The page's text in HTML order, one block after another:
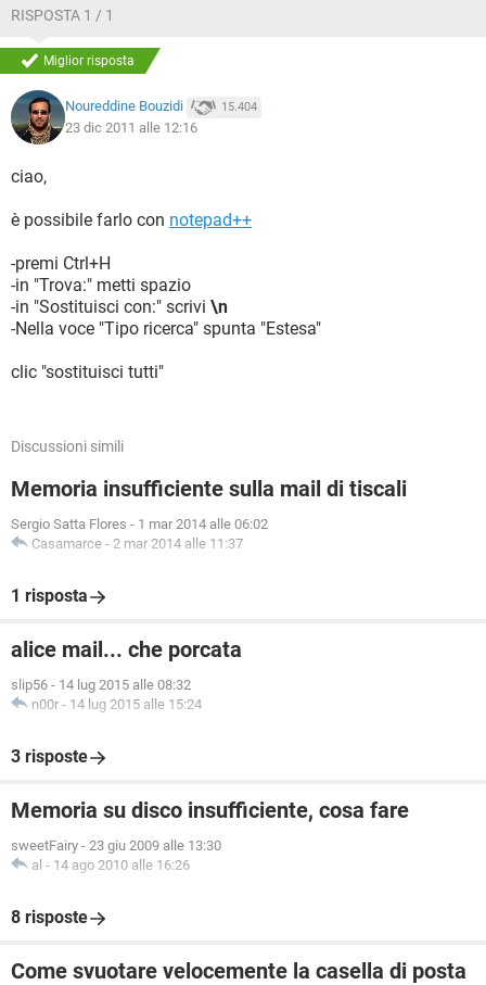
RISPOSTA 1 / 1
Miglior risposta
Noureddine Bouzidi 15.404
23 dic 2011 alle 12:16
ciao,
è possibile farlo con notepad++
-premi Ctrl+H
-in "Trova:" metti spazio
-in "Sostituisci con:" scrivi \n
-Nella voce "Tipo ricerca" spunta "Estesa"
clic "sostituisci tutti"
Discussioni simili
Memoria insufficiente sulla mail di tiscali
Sergio Satta Flores - 1 mar 2014 alle 06:02
Casamarce - 2 mar 2014 alle 11:37
1 risposta
alice mail... che porcata
slip56 - 14 lug 2015 alle 08:32
n00r - 14 lug 2015 alle 15:24
3 risposte
Memoria su disco insufficiente, cosa fare
sweetFairy - 23 giu 2009 alle 13:30
al - 14 ago 2010 alle 16:26
8 risposte
Come svuotare velocemente la casella di posta